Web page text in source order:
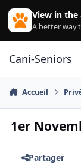
Aller au contenu
View in the
A better way
Cani-Seniors
Accueil
1er
Partager